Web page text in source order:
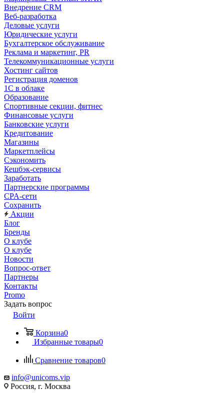
Внедрение CRM
Веб-разработка
Деловые услуги
Юридические услуги
Бухгалтерское обслуживание
Реклама и маркетинг, PR
Телекоммуникационные услуги
Хостинг сайтов
Регистрация доменов
1С в облаке
Образование
Спортивные секции, фитнес
Финансовые услуги
Банковские услуги
Кредитование
Магазины
Маркетплейсы
Сэкономить
Кешбэк-сервисы
Заработать
Партнерские программы
CPA-сети
Сохранить
Акции
Блог
Бренды
О клубе
О клубе
Новости
Вопрос-ответ
Партнеры
Контакты
Promo
Задать вопрос
Войти
Корзина0
Избранные товары0
Сравнение товаров0
info@unicoms.vip
Россия, г. Москва